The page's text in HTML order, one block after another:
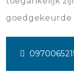
goedgekeurde